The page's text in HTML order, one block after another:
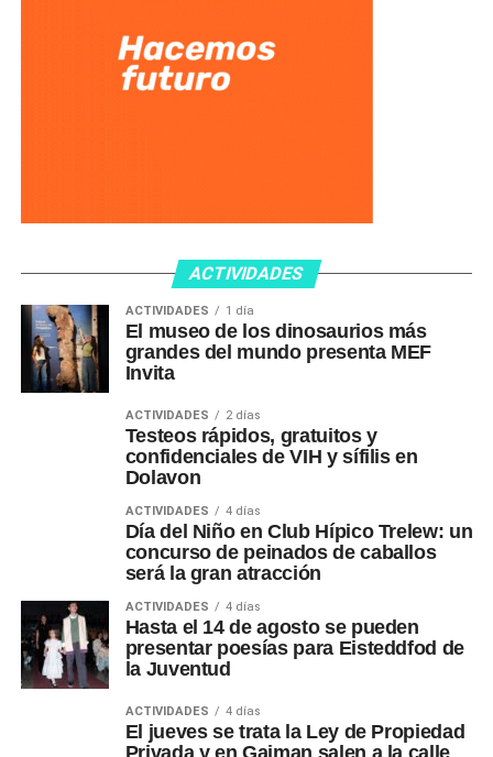
ACTIVIDADES
ACTIVIDADES 1 día
El museo de los dinosaurios más
grandes del mundo presenta MEF
Invita
ACTIVIDADES 2 días
Testeos rápidos, gratuitos y
confidenciales de VIH y sífilis en
Dolavon
ACTIVIDADES 4 días
Día del Niño en Club Hípico Trelew: un
concurso de peinados de caballos
será la gran atracción
ACTIVIDADES 4 días
Hasta el 14 de agosto se pueden
presentar poesías para Eisteddfod de
la Juventud
ACTIVIDADES 4 días
El jueves se trata la Ley de Propiedad
Privada y en Gaiman salen a la calle